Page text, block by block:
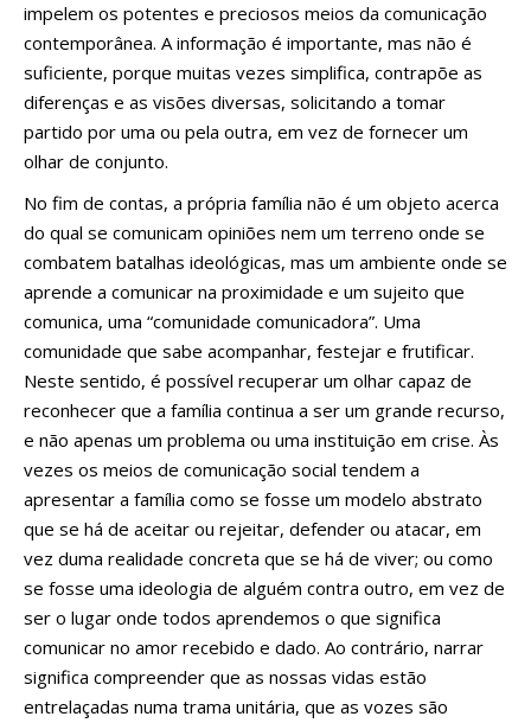
impelem os potentes e preciosos meios da comunicação
contemporânea. A informação é importante, mas não é
suficiente, porque muitas vezes simplifica, contrapõe as
diferenças e as visões diversas, solicitando a tomar
partido por uma ou pela outra, em vez de fornecer um
olhar de conjunto.
No fim de contas, a própria família não é um objeto acerca
do qual se comunicam opiniões nem um terreno onde se
combatem batalhas ideológicas, mas um ambiente onde se
aprende a comunicar na proximidade e um sujeito que
comunica, uma “comunidade comunicadora”. Uma
comunidade que sabe acompanhar, festejar e frutificar.
Neste sentido, é possível recuperar um olhar capaz de
reconhecer que a família continua a ser um grande recurso,
e não apenas um problema ou uma instituição em crise. Às
vezes os meios de comunicação social tendem a
apresentar a família como se fosse um modelo abstrato
que se há de aceitar ou rejeitar, defender ou atacar, em
vez duma realidade concreta que se há de viver; ou como
se fosse uma ideologia de alguém contra outro, em vez de
ser o lugar onde todos aprendemos o que significa
comunicar no amor recebido e dado. Ao contrário, narrar
significa compreender que as nossas vidas estão
entrelaçadas numa trama unitária, que as vozes são